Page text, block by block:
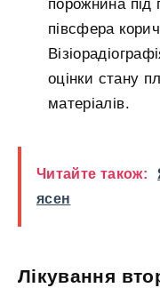
порожнина
півсфера
оцінки стану
матеріалів.
Читайте також:
ясен
Лікування